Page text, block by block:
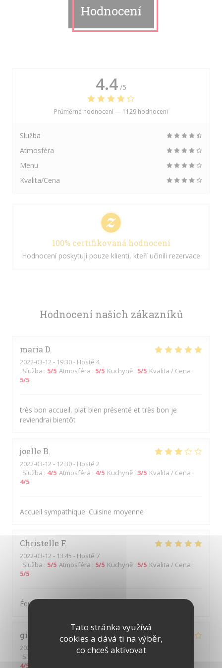
Tato stránka využívá
cookies a dává ti na výběr,
co chceš aktivovat
Hodnocení
Hodnocení našich zákazníků
maria D
2022-03-12 - 19:30 - Hosté 4
Služba : 5/5 Atmosféra : 5/5 Kuchyně : 5/5 Kvalita / Cena :
5/5
très bon accueil, plat bien présenté et très bon je
reviendrai bientôt
joelle B
2022-03-12 - 12:30 - Hosté 2
Služba : 4/5 Atmosféra : 4/5 Kuchyně : 3/5 Kvalita / Cena :
4/5
Accueil sympathique. Cuisine moyenne
Christelle F
2022-03-12- 13:45 - Hosté 7
Služba : 5/5 Atmosféra : 5/5 Kuchyně : 5/5 Kvalita / Cena :
5/5
Équipe sympathique et souriante
gilles
2022-03-11
- 12:00 - Hosté 2
Služba
4/5
4.4 /5
Průměrné hodnocení — 1129 hodnoceni
Služba
Atmosféra
Menu
Kvalita/Cena
100% certifikovaná hodnocení
Hodnocení poskytují pouze klienti, kteří učinili rezervace